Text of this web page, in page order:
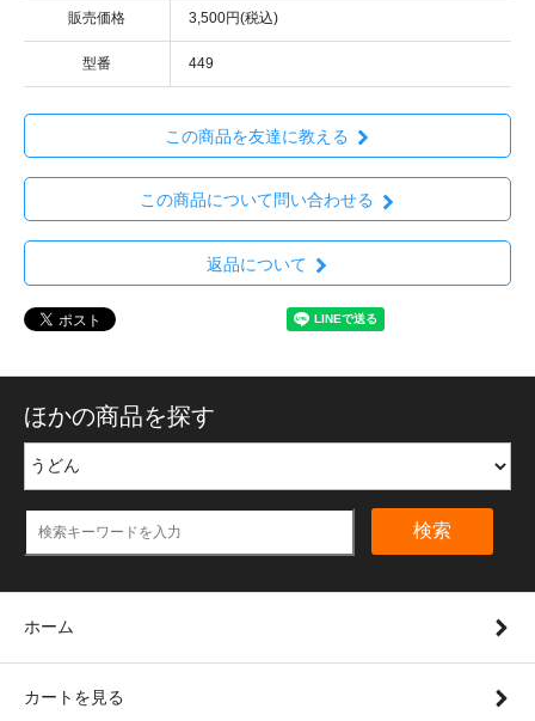
販売価格 3,500円(税込)
型番 449
この商品を友達に教える
この商品について問い合わせる
返品について
ほかの商品を探す
検索
ホーム
カートを見る